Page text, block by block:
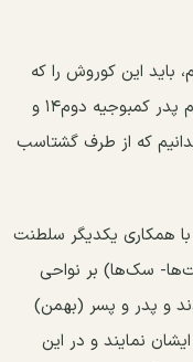
باید این کوروش را که
معاصر با بخت‌النصر بوده است کوروش دوم پدر کمبوجیه دوم۱۴ و
که از طرف گشتاسب
همکاری یکدیگر سلطنت
سک‌ها) بر نواحی
و پدر و پسر (بهمن)
نمایند و در این